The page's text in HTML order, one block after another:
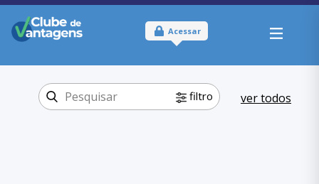
Acessar
filtro ver todos